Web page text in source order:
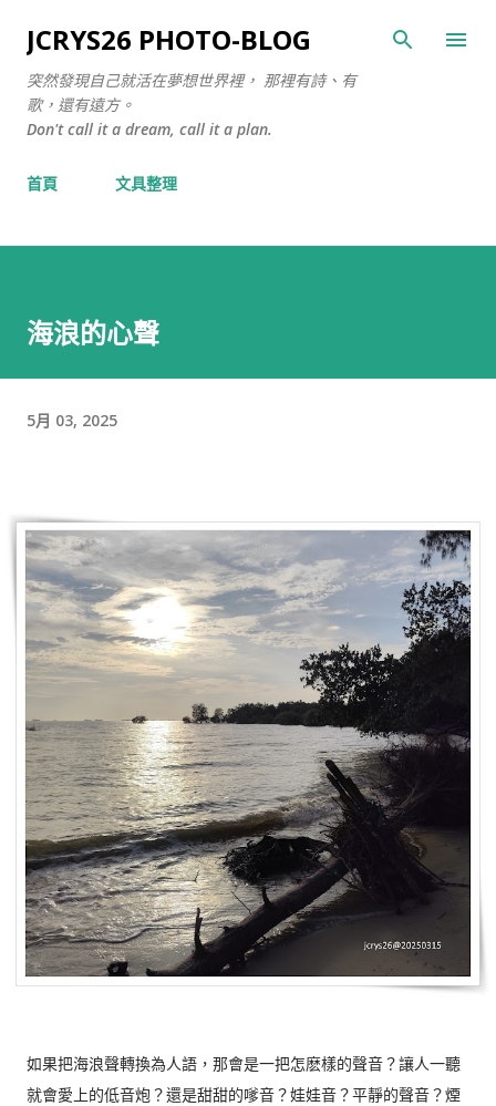
跳至主要內容
JCRYS26 PHOTO-BLOG
突然發現自己就活在夢想世界裡， 那裡有詩、有
歌，還有遠方。
Don't call it a dream, call it a plan.
首頁 文具整理
海浪的心聲
5月 03, 2025
如果把海浪聲轉換為人語，那會是一把怎麽樣的聲音？讓人一聽
就會愛上的低音炮？還是甜甜的嗲音？娃娃音？平靜的聲音？煙